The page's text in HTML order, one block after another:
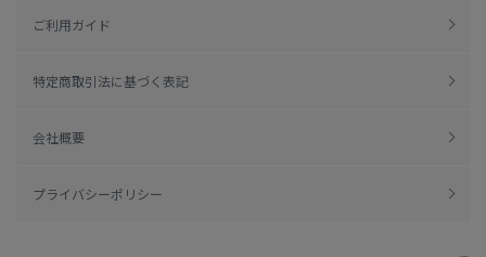
ご利用ガイド
特定商取引法に基づく表記
会社概要
プライバシーポリシー